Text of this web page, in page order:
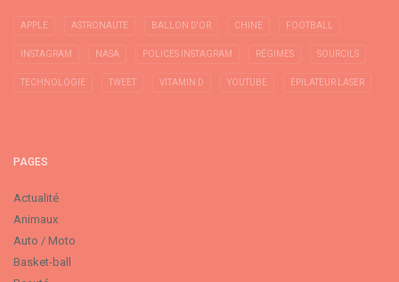
APPLE ASTRONAUTE BALLON D'OR CHINE FOOTBALL
INSTAGRAM NASA POLICES INSTAGRAM RÉGIMES SOURCILS
TECHNOLOGIE TWEET VITAMIN D YOUTUBE ÉPILATEUR LASER
PAGES
Actualité
Animaux
Auto / Moto
Basket-ball